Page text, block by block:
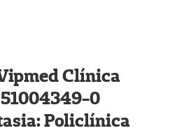
Clínica
0
Policlínica